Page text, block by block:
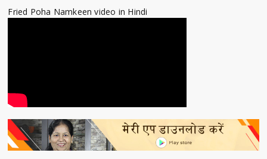
Fried Poha Namkeen video in Hindi